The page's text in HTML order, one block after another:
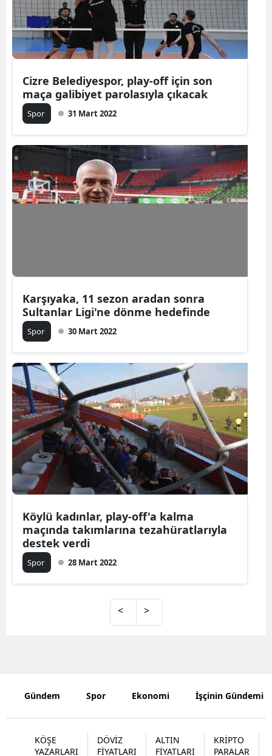
Cizre Belediyespor, play-off için son
maça galibiyet parolasıyla çıkacak
Spor 31 Mart 2022
Karşıyaka, 11 sezon aradan sonra
Sultanlar Ligi'ne dönme hedefinde
Spor 30 Mart 2022
Köylü kadınlar, play-off'a kalma
maçında takımlarına tezahüratlarıyla
destek verdi
Spor 28 Mart 2022
< >
Gündem Spor Ekonomi İşçinin Gündemi
KÖŞE
YAZARLARI
DÖVİZ
FİYATLARI
ALTIN
FİYATLARI
KRİPTO
PARALAR